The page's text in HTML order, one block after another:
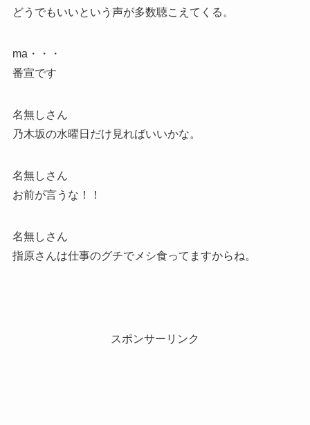
どうでもいいという声が多数聴こえてくる。
ma・・・
番宣です
名無しさん
乃木坂の水曜日だけ見ればいいかな。
名無しさん
お前が言うな！！
名無しさん
指原さんは仕事のグチでメシ食ってますからね。
スポンサーリンク